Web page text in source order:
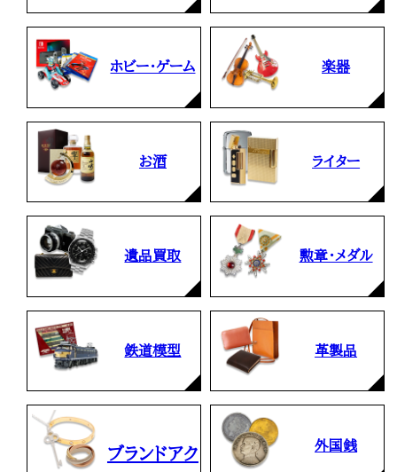
ホビー・ゲーム 楽器
お酒 ライター
遺品買取 勲章・メダル
鉄道模型 革製品
ブランドアク
外国銭